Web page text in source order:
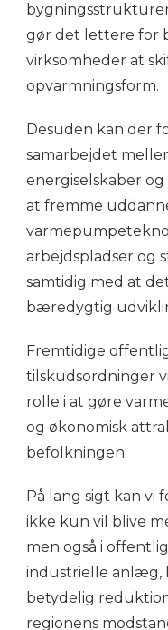
gør det lettere for
virksomheder at
opvarmningsform.
Desuden kan der
samarbejdet
energiselskaber
at fremme
arbejdspladser og
samtidig med at
bæredygtig
Fremtidige
tilskudsordninger
rolle i at gøre
og økonomisk
befolkningen.
På lang sigt kan vi
ikke kun vil blive
men også i
industrielle anlæg,
betydelig
regionens